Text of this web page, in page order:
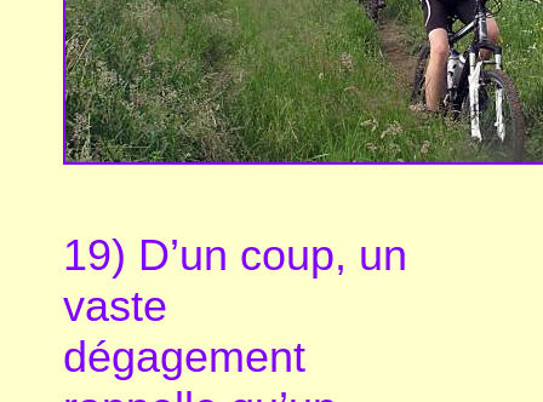
19) D’un coup, un
vaste
dégagement